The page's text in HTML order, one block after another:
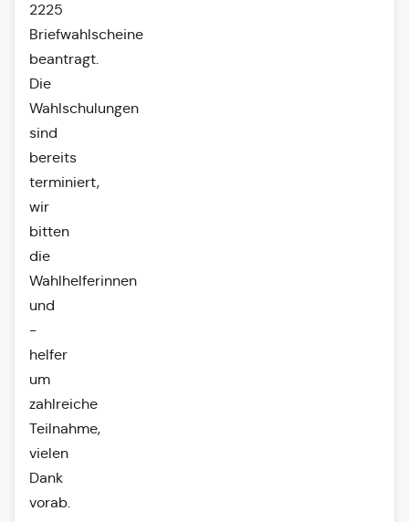
2225
Briefwahlscheine
beantragt.
Die
Wahlschulungen
sind
bereits
terminiert,
wir
bitten
die
Wahlhelferinnen
und
-
helfer
um
zahlreiche
Teilnahme,
vielen
Dank
vorab.